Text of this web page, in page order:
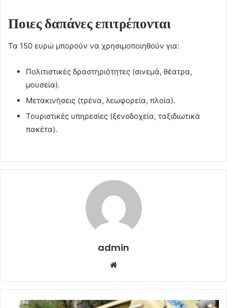
Ποιες δαπάνες επιτρέπονται
Τα 150 ευρώ μπορούν να χρησιμοποιηθούν για:
Πολιτιστικές δραστηριότητες (σινεμά, θέατρα,
μουσεία).
Μετακινήσεις (τρένα, λεωφορεία, πλοία).
Τουριστικές υπηρεσίες (ξενοδοχεία, ταξιδιωτικά
πακέτα).
admin